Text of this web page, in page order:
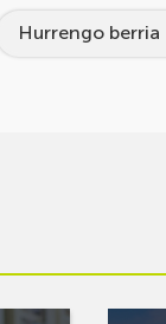
Hurrengo berria